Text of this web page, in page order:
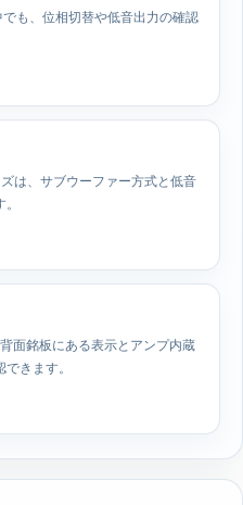
も、位相切替や低音出力の確認
は、サブウーファー方式と低音
面銘板にある表示とアンプ内蔵
きます。